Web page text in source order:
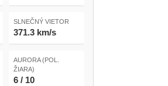
SLNEČNÝ VIETOR
371.3 km/s
AURORA (POL.
ŽIARA)
6 / 10